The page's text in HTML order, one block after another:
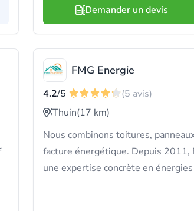
Demander un devis
FMG Energie
4.2/5
(5 avis)
Thuin(17 km)
Nous combinons toitures,
facture énergétique. Depuis 2011,
une expertise concrète en